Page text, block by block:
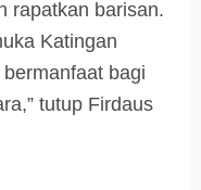
rapatkan barisan.
Katingan
bagi
tutup Firdaus